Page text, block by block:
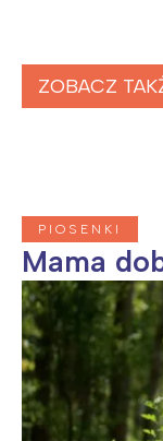
ZOBACZ
PIOSENKI
Mama
Łódź